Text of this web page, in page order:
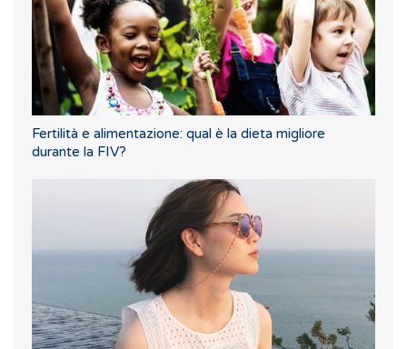
Fertilità e alimentazione: qual è la dieta migliore
durante la FIV?